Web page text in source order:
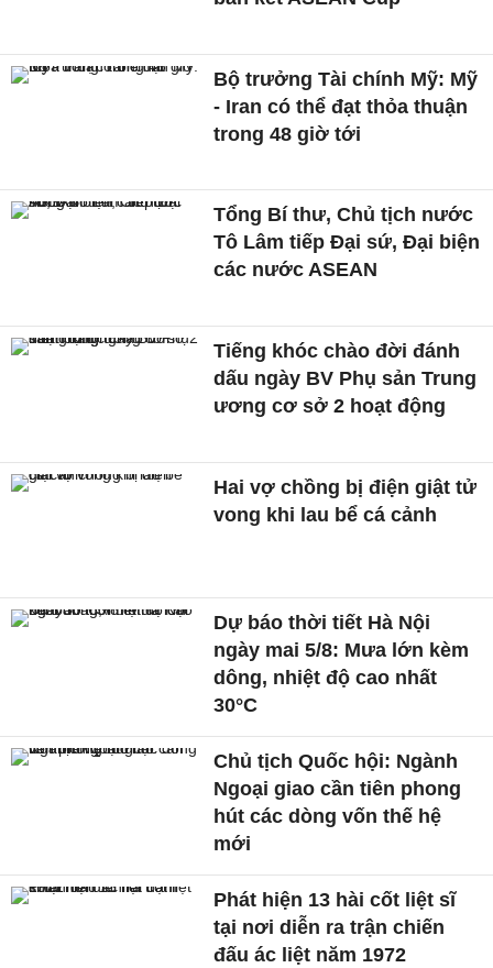
Bộ trưởng Tài chính Mỹ: Mỹ
- Iran có thể đạt thỏa thuận
trong 48 giờ tới
Tổng Bí thư, Chủ tịch nước
Tô Lâm tiếp Đại sứ, Đại biện
các nước ASEAN
Tiếng khóc chào đời đánh
dấu ngày BV Phụ sản Trung
ương cơ sở 2 hoạt động
Hai vợ chồng bị điện giật tử
vong khi lau bể cá cảnh
Dự báo thời tiết Hà Nội
ngày mai 5/8: Mưa lớn kèm
dông, nhiệt độ cao nhất
30°C
Chủ tịch Quốc hội: Ngành
Ngoại giao cần tiên phong
hút các dòng vốn thế hệ
mới
Phát hiện 13 hài cốt liệt sĩ
tại nơi diễn ra trận chiến
đấu ác liệt năm 1972